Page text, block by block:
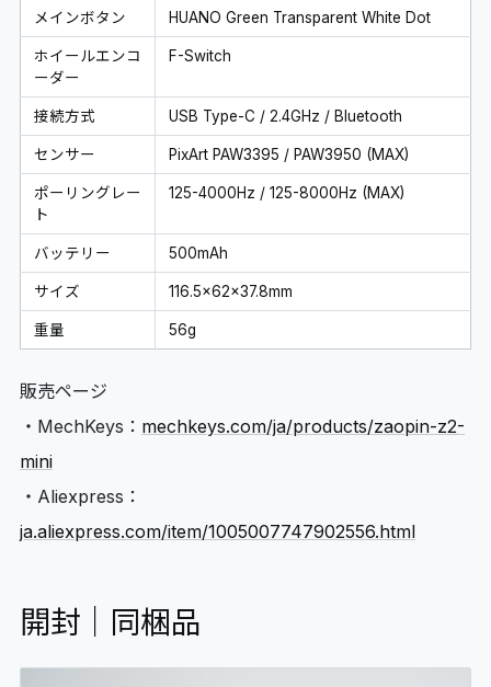
メインボタン HUANO Green Transparent White Dot
ホイールエンコ
ーダー
F-Switch
接続方式 USB Type-C / 2.4GHz / Bluetooth
センサー PixArt PAW3395 / PAW3950 (MAX)
ポーリングレー
ト
125-4000Hz / 125-8000Hz (MAX)
バッテリー 500mAh
サイズ 116.5×62×37.8mm
重量 56g
販売ページ
・MechKeys： mechkeys.com/ja/products/zaopin-z2-
mini
・Aliexpress：
ja.aliexpress.com/item/1005007747902556.html
開封｜同梱品